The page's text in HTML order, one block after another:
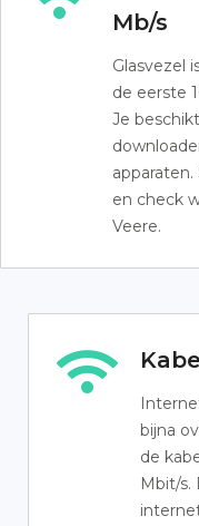
Mb/s
Glasvezel
de eerste
Je
en check
Veere.
bijna
de
Mbit/s.